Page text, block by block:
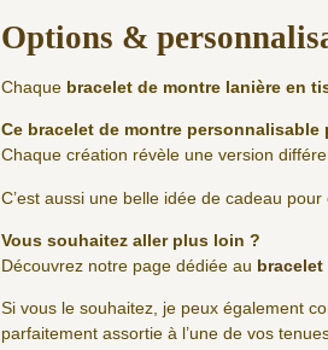
Options &
Chaque bracelet de montre lanière en
Ce bracelet de montre
Chaque création révèle une version
C’est aussi une belle idée de cadeau
Vous souhaitez aller plus loin ?
Découvrez notre page dédiée au
Si vous le souhaitez, je peux également
parfaitement assortie à l’une de vos